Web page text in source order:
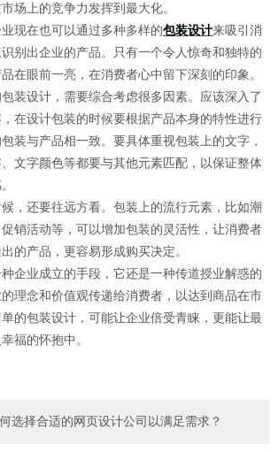
场上的竞争力发挥到最大化。
现在也可以通过多种多样的包装设计来吸引消
别出企业的产品。只有一个令人惊奇和独特的
在眼前一亮，在消费者心中留下深刻的印象。
装设计，需要综合考虑很多因素。应该深入了
在设计包装的时候要根据产品本身的特性进行
装与产品相一致。要具体重视包装上的文字，
文字颜色等都要与其他元素匹配，以保证整体
，还要往远方看。包装上的流行元素，比如潮
销活动等，可以增加包装的灵活性，让消费者
的产品，更容易形成购买决定。
企业成立的手段，它还是一种传道授业解惑的
理念和价值观传递给消费者，以达到商品在市
的包装设计，可能让企业倍受青睐，更能让最
福的怀抱中。
选择合适的网页设计公司以满足需求？